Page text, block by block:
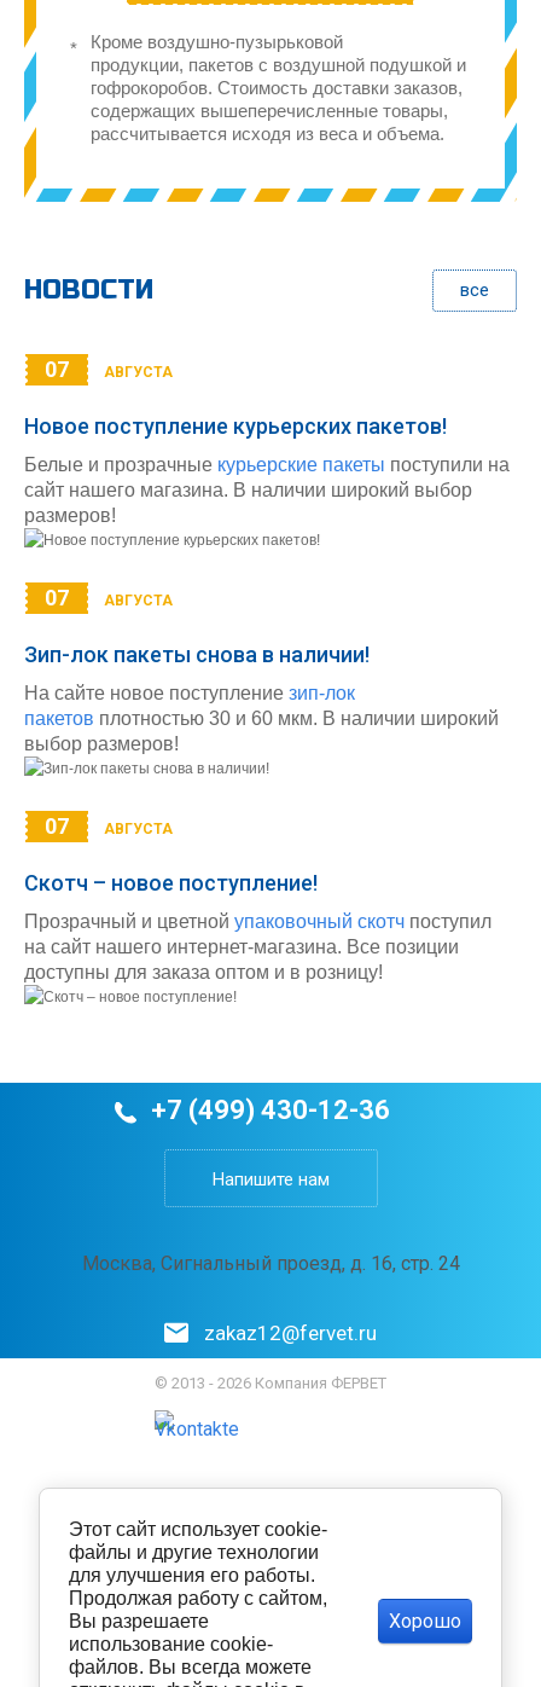
Кроме воздушно-пузырьковой
продукции, пакетов с воздушной подушкой и
гофрокоробов. Стоимость доставки заказов,
содержащих вышеперечисленные товары,
рассчитывается исходя из веса и объема.
НОВОСТИ все
07 АВГУСТА
Новое поступление курьерских пакетов!
Белые и прозрачные курьерские пакеты поступили на
сайт нашего магазина. В наличии широкий выбор
размеров!
07 АВГУСТА
Зип-лок пакеты снова в наличии!
На сайте новое поступление зип-лок
пакетов плотностью 30 и 60 мкм. В наличии широкий
выбор размеров!
07 АВГУСТА
Скотч – новое поступление!
Прозрачный и цветной упаковочный скотч поступил
на сайт нашего интернет-магазина. Все позиции
доступны для заказа оптом и в розницу!
+7 (499) 430-12-36
Напишите нам
Москва, Сигнальный проезд, д. 16, стр. 24
zakaz12@fervet.ru
© 2013 - 2026 Компания ФЕРВЕТ
Этот сайт использует cookie-
файлы и другие технологии
для улучшения его работы.
Продолжая работу с сайтом,
Вы разрешаете
использование cookie-
файлов. Вы всегда можете
Хорошо